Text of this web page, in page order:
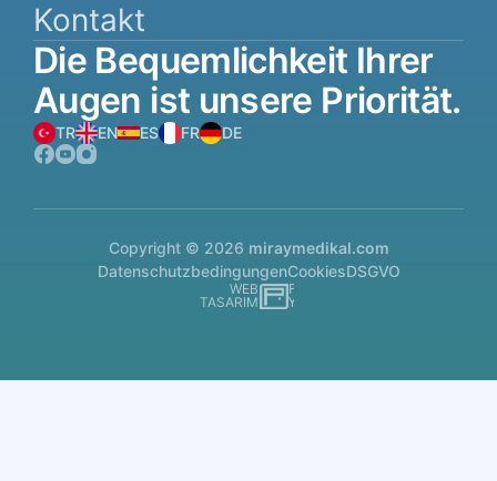
Kontakt
Die Bequemlichkeit Ihrer
Augen ist unsere Priorität.
TR EN ES FR DE
Copyright © 2026 miraymedikal.com
DatenschutzbedingungenCookiesDSGVO
WEB
TASARIM
İSTANBUL WEB TASARIM AJANSI - PENTA